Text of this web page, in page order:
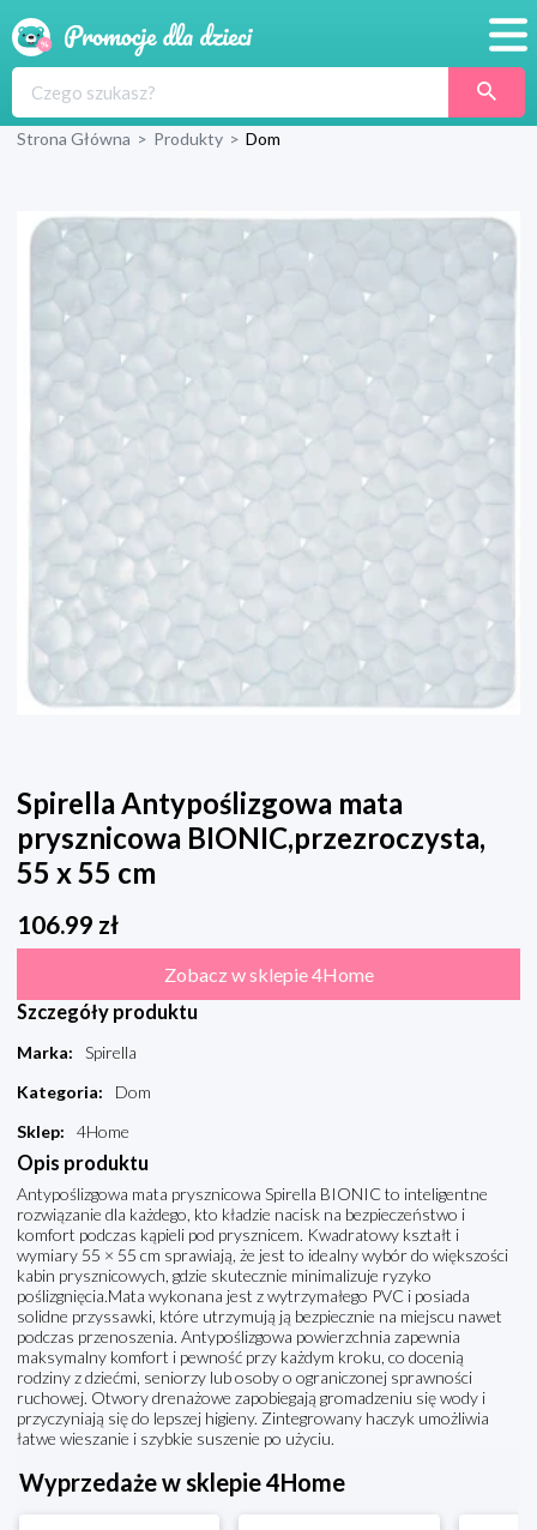
Produkty
Wyprawka
Strona Główna > Produkty > Dom
Spirella Antypoślizgowa mata
prysznicowa BIONIC,przezroczysta,
55 x 55 cm
106.99 zł
Zobacz w sklepie 4Home
Szczegóły produktu
Marka:
Spirella
Kategoria:
Dom
Sklep: 4Home
Opis produktu
Antypoślizgowa mata prysznicowa Spirella BIONIC to inteligentne
rozwiązanie dla każdego, kto kładzie nacisk na bezpieczeństwo i
komfort podczas kąpieli pod prysznicem. Kwadratowy kształt i
wymiary 55 × 55 cm sprawiają, że jest to idealny wybór do większości
kabin prysznicowych, gdzie skutecznie minimalizuje ryzyko
poślizgnięcia.Mata wykonana jest z wytrzymałego PVC i posiada
solidne przyssawki, które utrzymują ją bezpiecznie na miejscu nawet
podczas przenoszenia. Antypoślizgowa powierzchnia zapewnia
maksymalny komfort i pewność przy każdym kroku, co docenią
rodziny z dziećmi, seniorzy lub osoby o ograniczonej sprawności
ruchowej. Otwory drenażowe zapobiegają gromadzeniu się wody i
przyczyniają się do lepszej higieny. Zintegrowany haczyk umożliwia
łatwe wieszanie i szybkie suszenie po użyciu.
Wyprzedaże w sklepie 4Home